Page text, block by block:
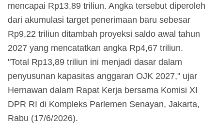
mencapai Rp13,89 triliun. Angka tersebut diperoleh
dari akumulasi target penerimaan baru sebesar
Rp9,22 triliun ditambah proyeksi saldo awal tahun
2027 yang mencatatkan angka Rp4,67 triliun.
"Total Rp13,89 triliun ini menjadi dasar dalam
penyusunan kapasitas anggaran OJK 2027," ujar
Hernawan dalam Rapat Kerja bersama Komisi XI
DPR RI di Kompleks Parlemen Senayan, Jakarta,
Rabu (17/6/2026).